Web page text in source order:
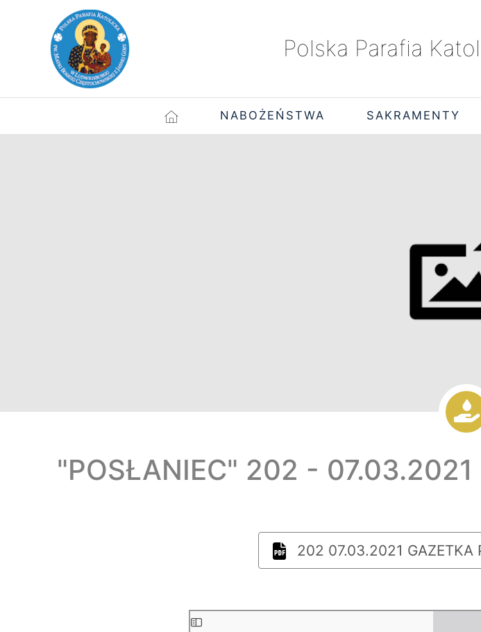
Polska Parafia
NABOŻEŃSTWA SAKRAMENTY
"POSŁANIEC" 202 - 07.03.2021
202 07.03.2021 GAZETKA